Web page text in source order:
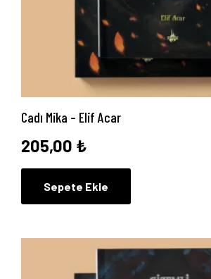
Cadı Mika – Elif Acar
205,00 ₺
Sepete Ekle